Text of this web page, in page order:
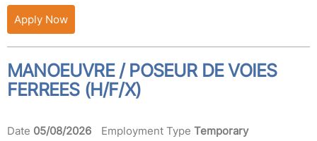
Apply Now
MANOEUVRE / POSEUR DE VOIES
FERREES (H/F/X)
Date 05/08/2026 Employment Type Temporary